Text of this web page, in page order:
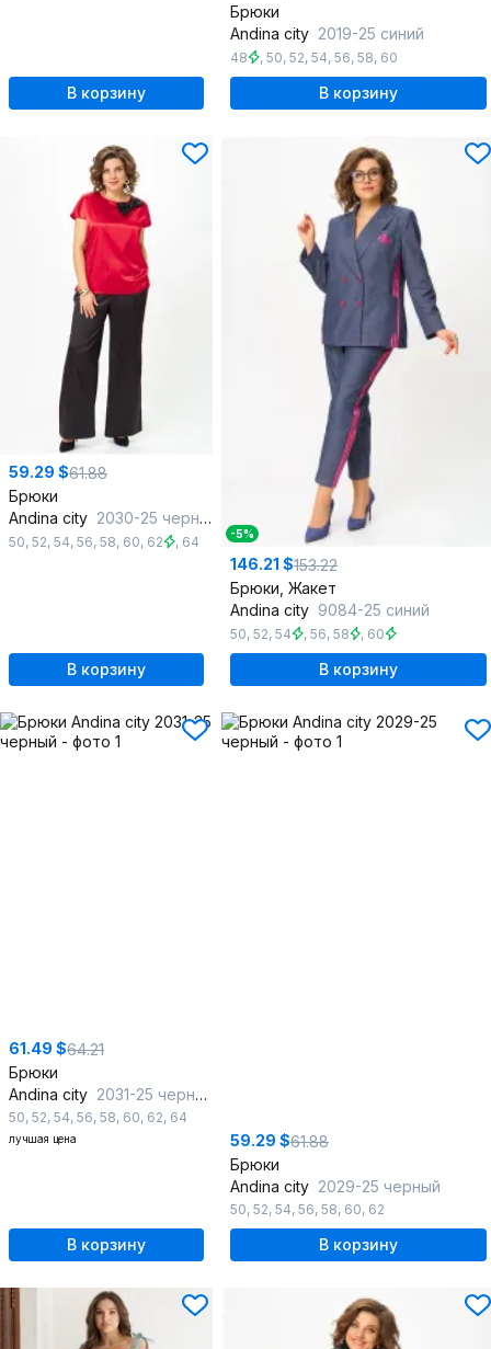
В корзину
Брюки
Andina city 2019-25 синий
48 , 50, 52, 54, 56, 58, 60
В корзину
59.29 $61.88
Брюки
Andina city 2030-25 черный
50, 52, 54, 56, 58, 60, 62 , 64
В корзину
-5%
146.21 $153.22
Брюки, Жакет
Andina city 9084-25 синий
50, 52, 54 , 56, 58 , 60
В корзину
61.49 $64.21
Брюки
Andina city 2031-25 черный
50, 52, 54, 56, 58, 60, 62, 64
лучшая цена
В корзину
59.29 $61.88
Брюки
Andina city 2029-25 черный
50, 52, 54, 56, 58, 60, 62
В корзину